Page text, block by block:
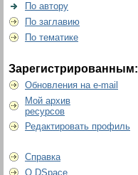
По автору
По заглавию
По тематике
Зарегистрированным:
Обновления на e-mail
Мой архив
ресурсов
Редактировать профиль
Справка
О DSpace